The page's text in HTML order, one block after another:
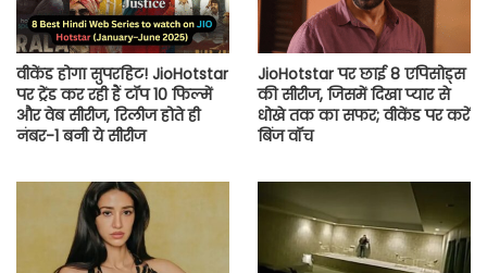
वीकेंड होगा सुपरहिट! JioHotstar
पर ट्रेंड कर रही हैं टॉप 10 फिल्में
और वेब सीरीज, रिलीज होते ही
नंबर-1 बनी ये सीरीज
JioHotstar पर छाई 8 एपिसोड्स
की सीरीज, जिसमें दिखा प्यार से
धोखे तक का सफर; वीकेंड पर करें
बिंज वॉच